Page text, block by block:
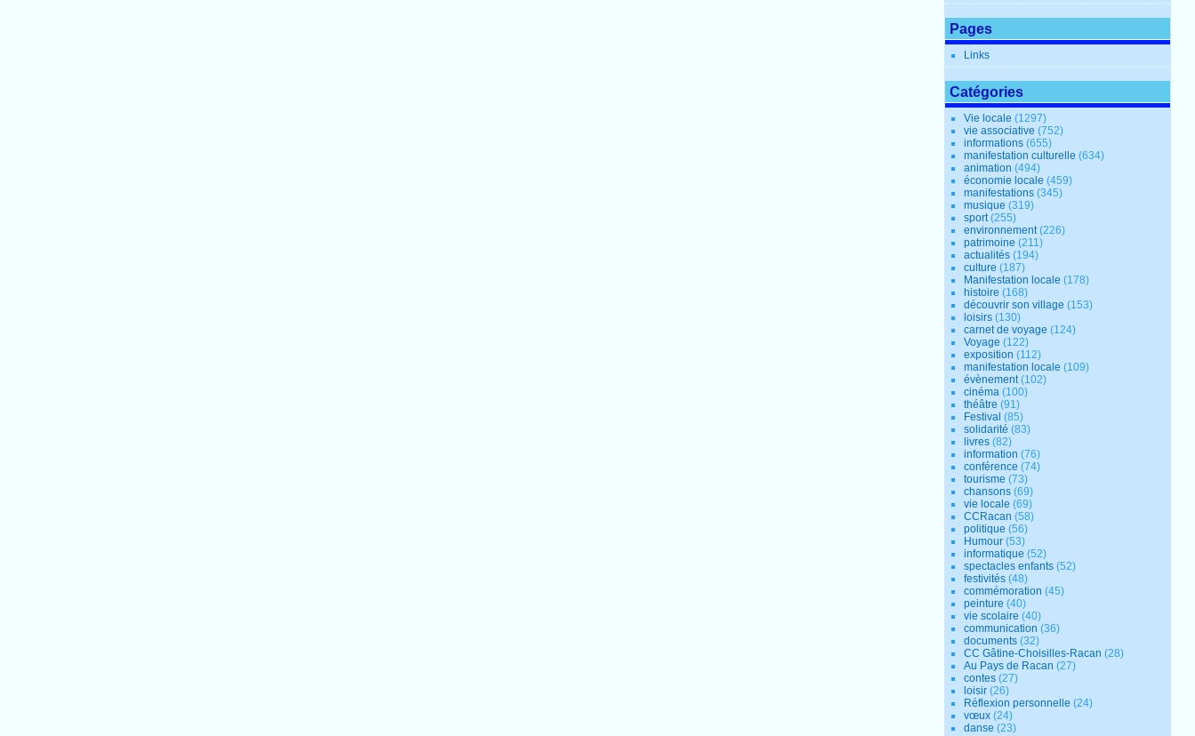
Pages
Links
Catégories
Vie locale (1297)
vie associative (752)
informations (655)
manifestation culturelle (634)
animation (494)
économie locale (459)
manifestations (345)
musique (319)
sport(255)
environnement(226)
patrimoine (211)
actualités (194)
culture (187)
Manifestation locale (178)
histoire (168)
découvrir son village (153)
loisirs (130)
carnet de voyage (124)
Voyage (122)
exposition (112)
manifestation locale (109)
évènement(102)
cinéma (100)
théâtre (91)
Festival (85)
solidarité (83)
livres (82)
information (76)
conférence (74)
tourisme (73)
chansons (69)
vie locale (69)
CCRacan (58)
politique (56)
Humour (53)
informatique (52)
spectacles enfants (52)
festivités (48)
commémoration (45)
peinture (40)
vie scolaire (40)
communication (36)
documents (32)
CC Gâtine-Choisilles-Racan (28)
Au Pays de Racan (27)
contes (27)
loisir (26)
Réflexion personnelle (24)
vœux (24)
danse (23)